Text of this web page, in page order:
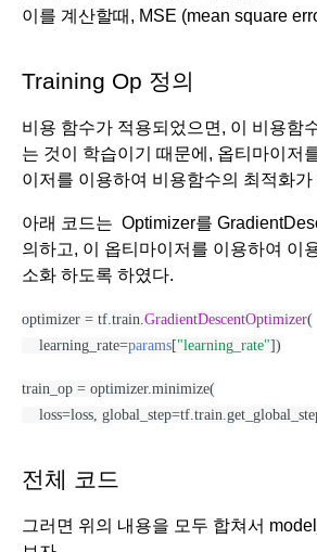
이를 계산할때, MSE (mean square
Training Op 정의
비용 함수가 적용되었으면, 이 비용함
는 것이 학습이기 때문에, 옵티마이저
이저를 이용하여 비용함수의 최적화가
아래 코드는  Optimizer를
의하고, 이 옵티마이저를 이용하여 이
소화 하도록 하였다.
optimizer = tf.train. GradientDescentOptimizer(
learning_rate=params["learning_rate"])
train_op = optimizer.minimize(
loss=loss,
전체 코드
그러면 위의 내용을 모두 합쳐서